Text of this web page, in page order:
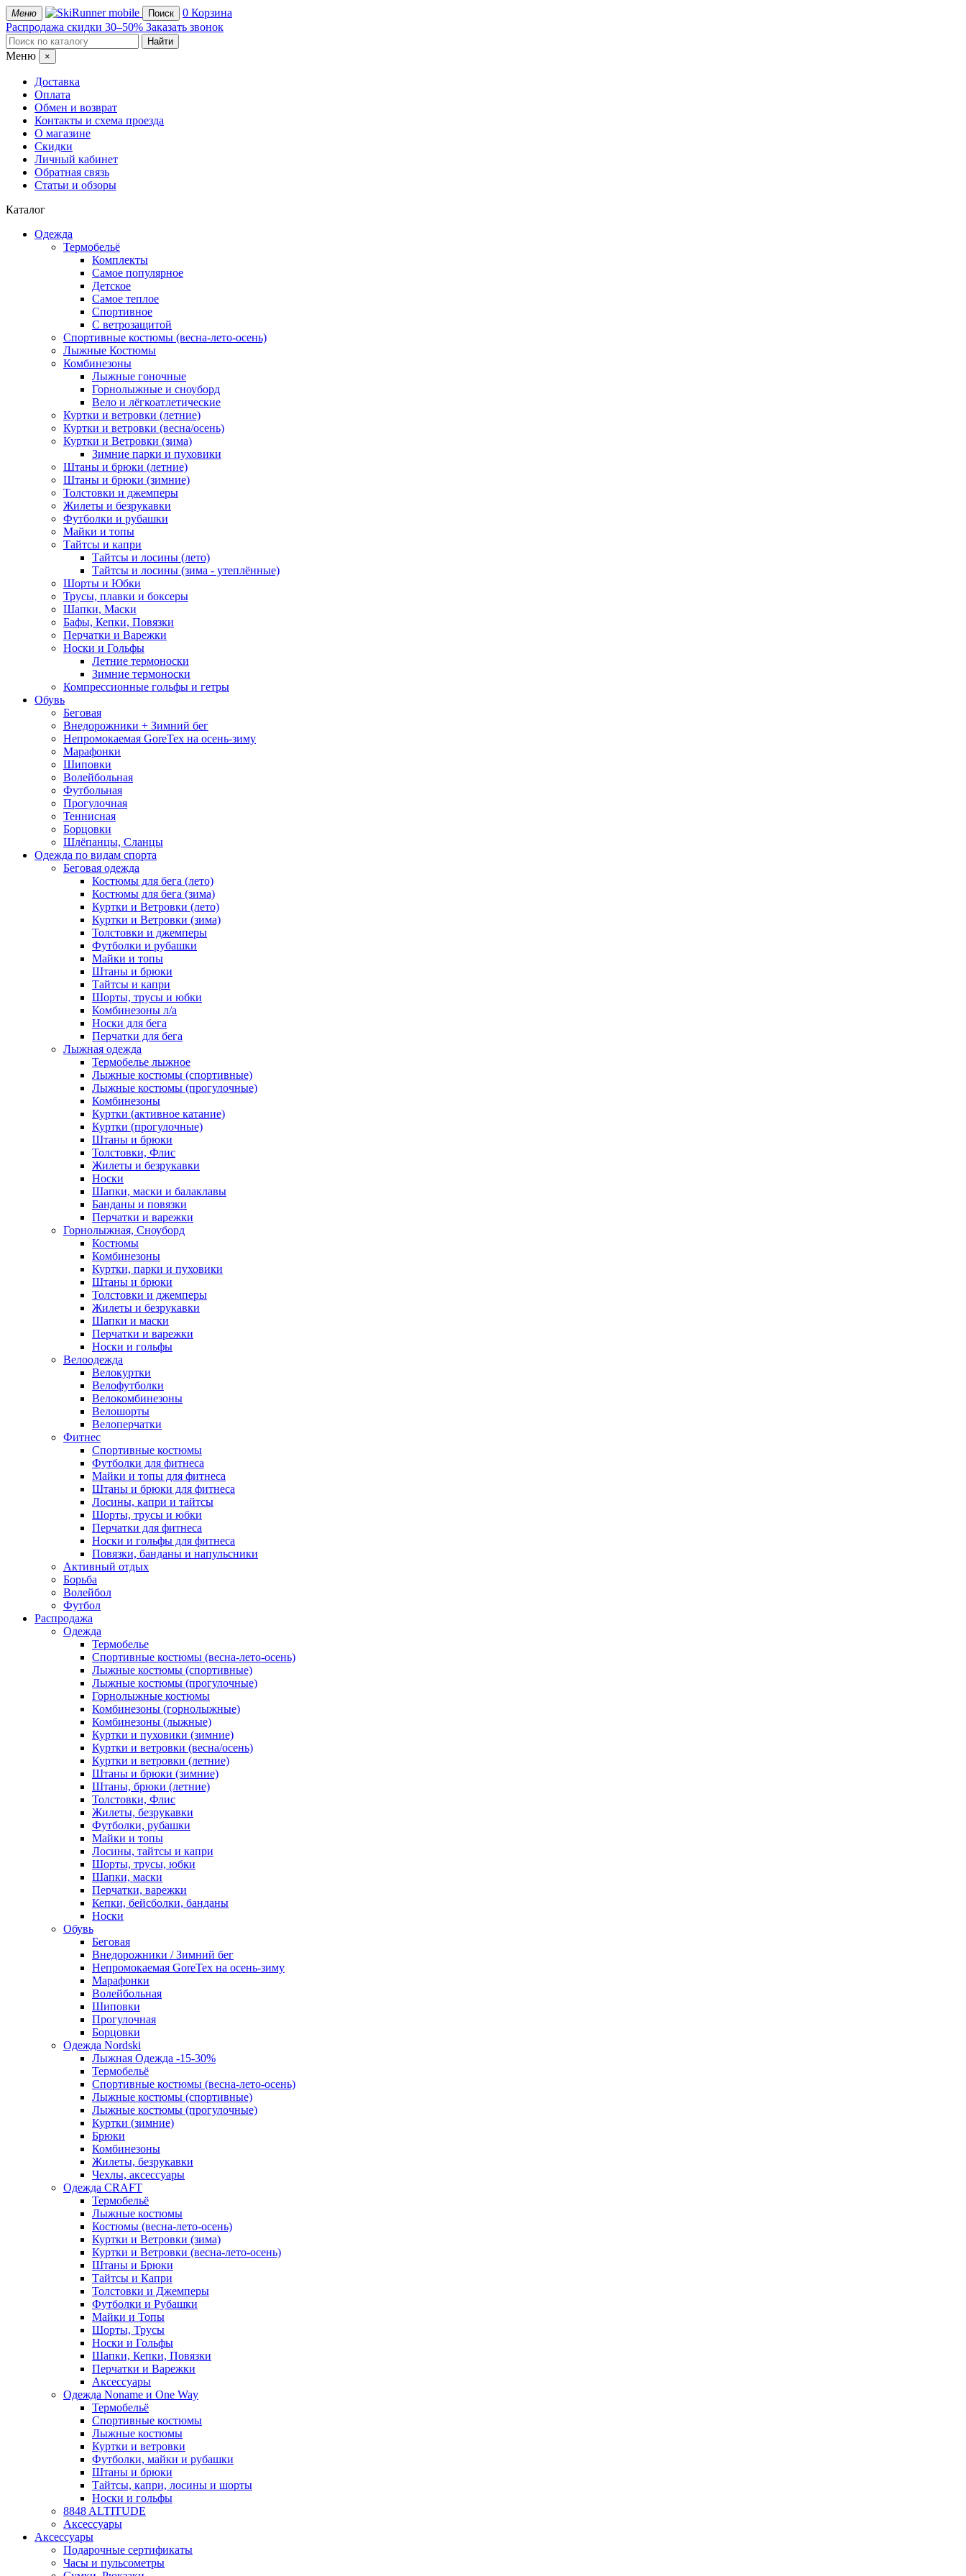
Меню mobile Поиск 0 Корзина
Распродажа скидки 30–50% Заказать звонок
Меню ×
Доставка
Оплата
Обмен и возврат
Контакты и схема проезда
О магазине
Скидки
Личный кабинет
Обратная связь
Статьи и обзоры
Каталог
Одежда
Термобельё
Комплекты
Самое популярное
Детское
Самое теплое
Спортивное
С ветрозащитой
Спортивные костюмы (весна-лето-осень)
Лыжные Костюмы
Комбинезоны
Лыжные гоночные
Горнолыжные и сноуборд
Вело и лёгкоатлетические
Куртки и ветровки (летние)
Куртки и ветровки (весна/осень)
Куртки и Ветровки (зима)
Зимние парки и пуховики
Штаны и брюки (летние)
Штаны и брюки (зимние)
Толстовки и джемперы
Жилеты и безрукавки
Футболки и рубашки
Майки и топы
Тайтсы и капри
Тайтсы и лосины (лето)
Тайтсы и лосины (зима - утеплённые)
Шорты и Юбки
Трусы, плавки и боксеры
Шапки, Маски
Бафы, Кепки, Повязки
Перчатки и Варежки
Носки и Гольфы
Летние термоноски
Зимние термоноски
Компрессионные гольфы и гетры
Обувь
Беговая
Внедорожники + Зимний бег
Непромокаемая GoreTex на осень-зиму
Марафонки
Шиповки
Волейбольная
Футбольная
Прогулочная
Теннисная
Борцовки
Шлёпанцы, Сланцы
Одежда по видам спорта
Беговая одежда
Костюмы для бега (лето)
Костюмы для бега (зима)
Куртки и Ветровки (лето)
Куртки и Ветровки (зима)
Толстовки и джемперы
Футболки и рубашки
Майки и топы
Штаны и брюки
Тайтсы и капри
Шорты, трусы и юбки
Комбинезоны л/а
Носки для бега
Перчатки для бега
Лыжная одежда
Термобелье лыжное
Лыжные костюмы (спортивные)
Лыжные костюмы (прогулочные)
Комбинезоны
Куртки (активное катание)
Куртки (прогулочные)
Штаны и брюки
Толстовки, Флис
Жилеты и безрукавки
Носки
Шапки, маски и балаклавы
Банданы и повязки
Перчатки и варежки
Горнолыжная, Сноуборд
Костюмы
Комбинезоны
Куртки, парки и пуховики
Штаны и брюки
Толстовки и джемперы
Жилеты и безрукавки
Шапки и маски
Перчатки и варежки
Носки и гольфы
Велоодежда
Велокуртки
Велофутболки
Велокомбинезоны
Велошорты
Велоперчатки
Фитнес
Спортивные костюмы
Футболки для фитнеса
Майки и топы для фитнеса
Штаны и брюки для фитнеса
Лосины, капри и тайтсы
Шорты, трусы и юбки
Перчатки для фитнеса
Носки и гольфы для фитнеса
Повязки, банданы и напульсники
Активный отдых
Борьба
Волейбол
Футбол
Распродажа
Одежда
Термобелье
Спортивные костюмы (весна-лето-осень)
Лыжные костюмы (спортивные)
Лыжные костюмы (прогулочные)
Горнолыжные костюмы
Комбинезоны (горнолыжные)
Комбинезоны (лыжные)
Куртки и пуховики (зимние)
Куртки и ветровки (весна/осень)
Куртки и ветровки (летние)
Штаны и брюки (зимние)
Штаны, брюки (летние)
Толстовки, Флис
Жилеты, безрукавки
Футболки, рубашки
Майки и топы
Лосины, тайтсы и капри
Шорты, трусы, юбки
Шапки, маски
Перчатки, варежки
Кепки, бейсболки, банданы
Носки
Обувь
Беговая
Внедорожники / Зимний бег
Непромокаемая GoreTex на осень-зиму
Марафонки
Волейбольная
Шиповки
Прогулочная
Борцовки
Одежда Nordski
Лыжная Одежда -15-30%
Термобельё
Спортивные костюмы (весна-лето-осень)
Лыжные костюмы (спортивные)
Лыжные костюмы (прогулочные)
Куртки (зимние)
Брюки
Комбинезоны
Жилеты, безрукавки
Чехлы, аксессуары
Одежда CRAFT
Термобельё
Лыжные костюмы
Костюмы (весна-лето-осень)
Куртки и Ветровки (зима)
Куртки и Ветровки (весна-лето-осень)
Штаны и Брюки
Тайтсы и Капри
Толстовки и Джемперы
Футболки и Рубашки
Майки и Топы
Шорты, Трусы
Носки и Гольфы
Шапки, Кепки, Повязки
Перчатки и Варежки
Аксессуары
Одежда Noname и One Way
Термобельё
Спортивные костюмы
Лыжные костюмы
Куртки и ветровки
Футболки, майки и рубашки
Штаны и брюки
Тайтсы, капри, лосины и шорты
Носки и гольфы
8848 ALTITUDE
Аксессуары
Аксессуары
Подарочные сертификаты
Часы и пульсометры